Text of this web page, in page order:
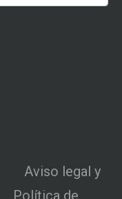
Aviso legal y